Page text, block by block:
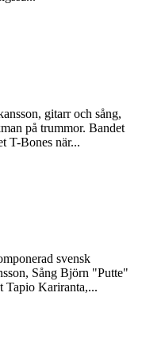
gitarr och sång,
på trummor. Bandet
T-Bones när...
svensk
Sång Björn "Putte"
Tapio Kariranta,...